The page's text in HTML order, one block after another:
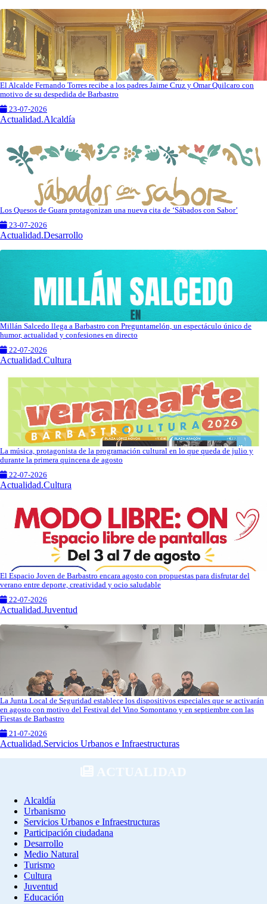
El Alcalde Fernando Torres recibe a los padres Jaime Cruz y Omar Quilcaro con
motivo de su despedida de Barbastro
23-07-2026
Actualidad.Alcaldía
Los Quesos de Guara protagonizan una nueva cita de ‘Sábados con Sabor’
23-07-2026
Actualidad.Desarrollo
Millán Salcedo llega a Barbastro con Preguntamelón, un espectáculo único de
humor, actualidad y confesiones en directo
22-07-2026
Actualidad.Cultura
La música, protagonista de la programación cultural en lo que queda de julio y
durante la primera quincena de agosto
22-07-2026
Actualidad.Cultura
El Espacio Joven de Barbastro encara agosto con propuestas para disfrutar del
verano entre deporte, creatividad y ocio saludable
22-07-2026
Actualidad.Juventud
La Junta Local de Seguridad establece los dispositivos especiales que se activarán
en agosto con motivo del Festival del Vino Somontano y en septiembre con las
Fiestas de Barbastro
21-07-2026
Actualidad.Servicios Urbanos e Infraestructuras
ACTUALIDAD
Alcaldía
Urbanismo
Servicios Urbanos e Infraestructuras
Participación ciudadana
Desarrollo
Medio Natural
Turismo
Cultura
Juventud
Educación